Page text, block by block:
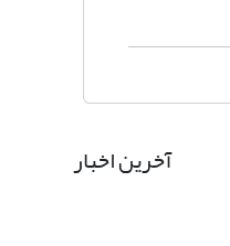
آخرین اخبار